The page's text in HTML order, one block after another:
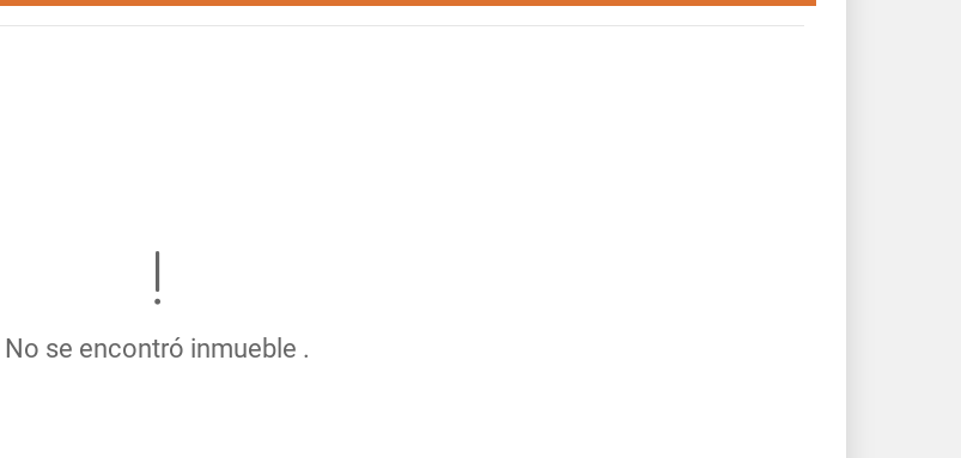
No se encontró inmueble .